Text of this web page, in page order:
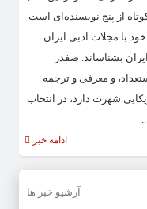
از پنج نویسنده‌ای است
با مجلات ادبی ایران
بشناساند. صفدر
و معرفی و ترجمه
شهرت دارد، در انتخاب
ادامه خبر
آرشیو خبر ها